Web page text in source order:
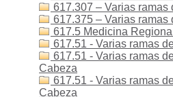
617.307 – Varias
617.375 – Varias
617.5 Medicina
617.51 - Varias ramas
617.51 - Varias ramas
Cabeza
617.51 - Varias ramas
Cabeza